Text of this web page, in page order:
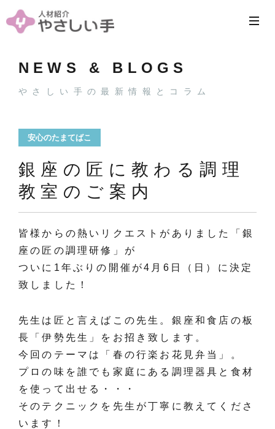
NEWS & BLOGS
やさしい手の最新情報とコラム
安心のたまてばこ
銀座の匠に教わる調理
教室のご案内
皆様からの熱いリクエストがありました「銀
座の匠の調理研修」が
ついに1年ぶりの開催が4月6日（日）に決定
致しました！
先生は匠と言えばこの先生。銀座和食店の板
長「伊勢先生」をお招き致します。
今回のテーマは「春の行楽お花見弁当」。
プロの味を誰でも家庭にある調理器具と食材
を使って出せる・・・
そのテクニックを先生が丁寧に教えてくださ
います！